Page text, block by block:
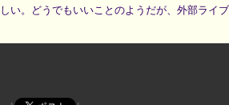
い。どうでもいいことのようだが、外部ライ